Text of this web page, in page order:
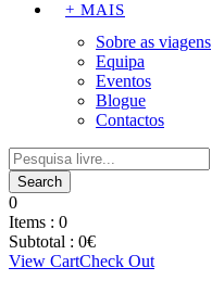
+ MAIS
Sobre as viagens
Equipa
Eventos
Blogue
Contactos
0
Items : 0
Subtotal : 0€
View CartCheck Out